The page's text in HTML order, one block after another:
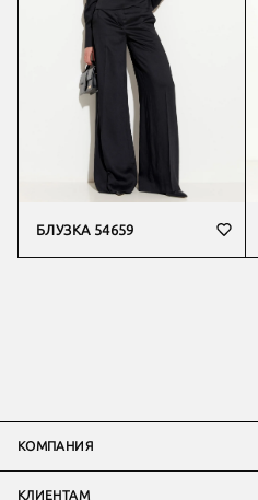
БЛУЗКА 54659
КОМПАНИЯ
КЛИЕНТАМ